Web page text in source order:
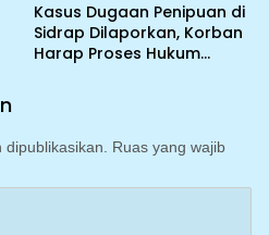
Kasus Dugaan Penipuan di
Sidrap Dilaporkan, Korban
Harap Proses Hukum
dipublikasikan. Ruas yang wajib